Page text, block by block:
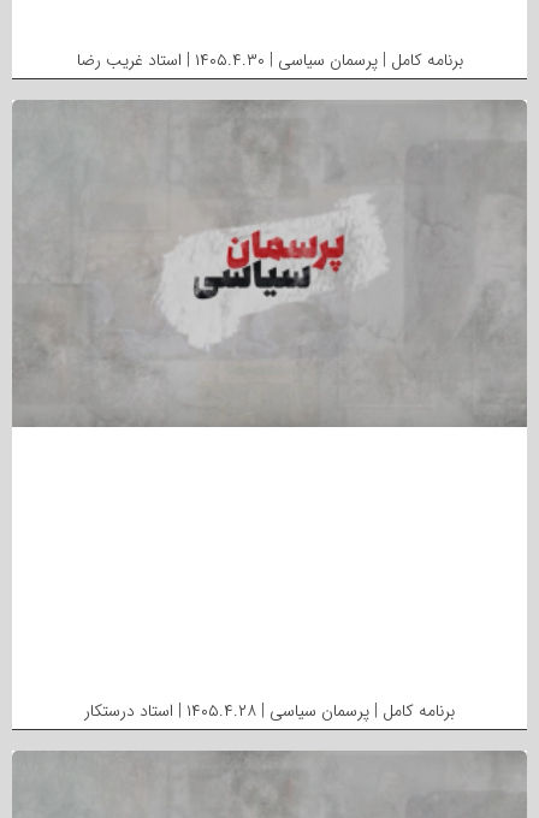
برنامه کامل | پرسمان سیاسی | ۱۴۰۵.۴.۳۰ | استاد غریب رضا
برنامه کامل | پرسمان سیاسی | ۱۴۰۵.۴.۲۸ | استاد درستکار